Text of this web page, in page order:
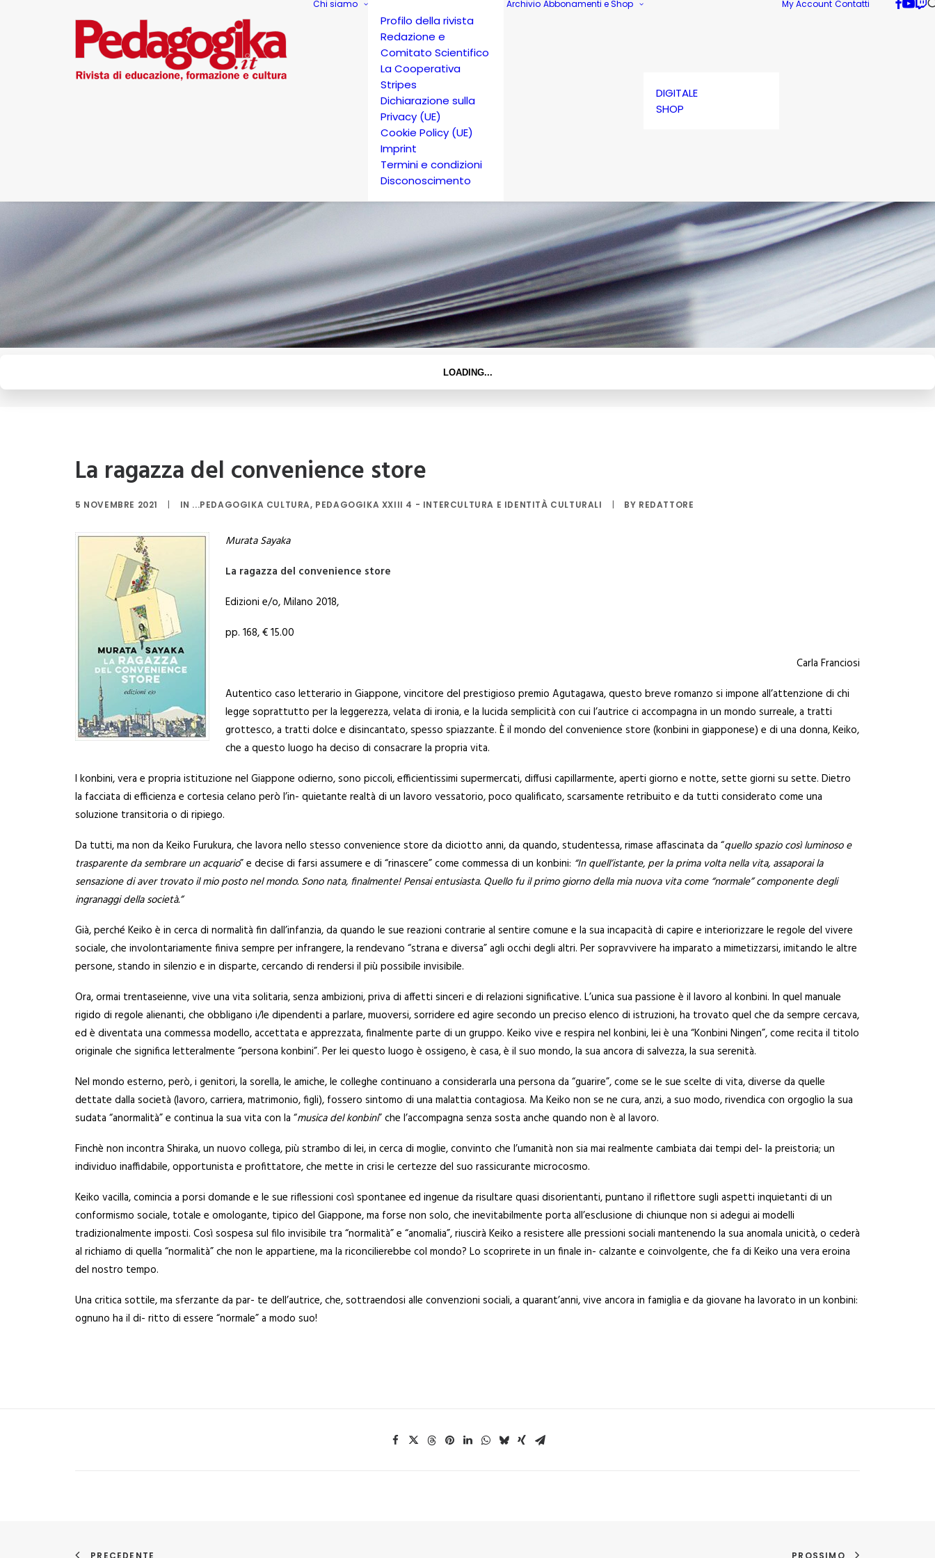
Chi siamo
Profilo della rivista
Redazione e
Comitato Scientifico
La Cooperativa
Stripes
Dichiarazione sulla
Privacy (UE)
Cookie Policy (UE)
Imprint
Termini e condizioni
Disconoscimento
Archivio Abbonamenti e Shop
DIGITALE
SHOP
My Account Contatti
La ragazza del convenience store
5 NOVEMBRE 2021 | IN ...PEDAGOGIKA CULTURA, PEDAGOGIKA XXIII 4 - INTERCULTURA E IDENTITÀ CULTURALI | BY REDATTORE
Murata Sayaka
La ragazza del convenience store
Edizioni e/o, Milano 2018,
pp. 168, € 15.00
Carla Franciosi
Autentico caso letterario in Giappone, vincitore del prestigioso premio Agutagawa, questo breve romanzo si impone all’attenzione di chi
legge soprattutto per la leggerezza, velata di ironia, e la lucida semplicità con cui l’autrice ci accompagna in un mondo surreale, a tratti
grottesco, a tratti dolce e disincantato, spesso spiazzante. È il mondo del convenience store (konbini in giapponese) e di una donna, Keiko,
che a questo luogo ha deciso di consacrare la propria vita.
I konbini, vera e propria istituzione nel Giappone odierno, sono piccoli, efficientissimi supermercati, diffusi capillarmente, aperti giorno e notte, sette giorni su sette. Dietro
la facciata di efficienza e cortesia celano però l’in- quietante realtà di un lavoro vessatorio, poco qualificato, scarsamente retribuito e da tutti considerato come una
soluzione transitoria o di ripiego.
Da tutti, ma non da Keiko Furukura, che lavora nello stesso convenience store da diciotto anni, da quando, studentessa, rimase affascinata da “quello spaziocosì luminoso e
trasparente da sembrare un acquario” e decise di farsi assumere e di “rinascere” come commessa di un konbini: “In quell’istante, per la prima volta nella vita, assaporai la
sensazione di aver trovato il mioposto nel mondo. Sono nata, finalmente! Pensaientusiasta. Quello fu il primo giorno della mia nuova vita come “normale” componente degli
ingranaggi della società.”
Già, perché Keiko è in cerca di normalità fin dall’infanzia, da quando le sue reazioni contrarie al sentire comune e la sua incapacità di capire e interiorizzare le regole del vivere
sociale, che involontariamente finiva sempre per infrangere, la rendevano “strana e diversa” agli occhi degli altri. Per sopravvivere ha imparato a mimetizzarsi, imitando le altre
persone, stando in silenzio e in disparte, cercando di rendersi il più possibile invisibile.
Ora, ormai trentaseienne, vive una vita solitaria, senza ambizioni, priva di affetti sinceri e di relazioni significative. L’unica sua passione è il lavoro al konbini. In quel manuale
rigido di regole alienanti, che obbligano i/le dipendenti a parlare, muoversi, sorridere ed agire secondo un preciso elenco di istruzioni, ha trovato quel che da sempre cercava,
ed è diventata una commessa modello, accettata e apprezzata, finalmente parte di un gruppo. Keiko vive e respira nel konbini, lei è una “Konbini Ningen”, come recita il titolo
originale che significa letteralmente “persona konbini”. Per lei questo luogo è ossigeno, è casa, è il suo mondo, la sua ancora di salvezza, la sua serenità.
Nel mondo esterno, però, i genitori, la sorella, le amiche, le colleghe continuano a considerarla una persona da “guarire”, come se le sue scelte di vita, diverse da quelle
dettate dalla società (lavoro, carriera, matrimonio, figli), fossero sintomo di una malattia contagiosa. Ma Keiko non se ne cura, anzi, a suo modo, rivendica con orgoglio la sua
sudata “anormalità” e continua la sua vita con la “musica del konbini” che l’accompagna senza sosta anche quando non è al lavoro.
Finchè non incontra Shiraka, un nuovo collega, più strambo di lei, in cerca di moglie, convinto che l’umanità non sia mai realmente cambiata dai tempi del- la preistoria; un
individuo inaffidabile, opportunista e profittatore, che mette in crisi le certezze del suo rassicurante microcosmo.
Keiko vacilla, comincia a porsi domande e le sue riflessioni così spontanee ed ingenue da risultare quasi disorientanti, puntano il riflettore sugli aspetti inquietanti di un
conformismo sociale, totale e omologante, tipico del Giappone, ma forse non solo, che inevitabilmente porta all’esclusione di chiunque non si adegui ai modelli
tradizionalmente imposti. Così sospesa sul filo invisibile tra “normalità” e “anomalia”, riuscirà Keiko a resistere alle pressioni sociali mantenendo la sua anomala unicità, o cederà
al richiamo di quella “normalità” che non le appartiene, ma la riconcilierebbe col mondo? Lo scoprirete in un finale in- calzante e coinvolgente, che fa di Keiko una vera eroina
del nostro tempo.
Una critica sottile, ma sferzante da par- te dell’autrice, che, sottraendosi alle convenzioni sociali, a quarant’anni, vive ancora in famiglia e da giovane ha lavorato in un konbini:
ognuno ha il di- ritto di essere “normale” a modo suo!